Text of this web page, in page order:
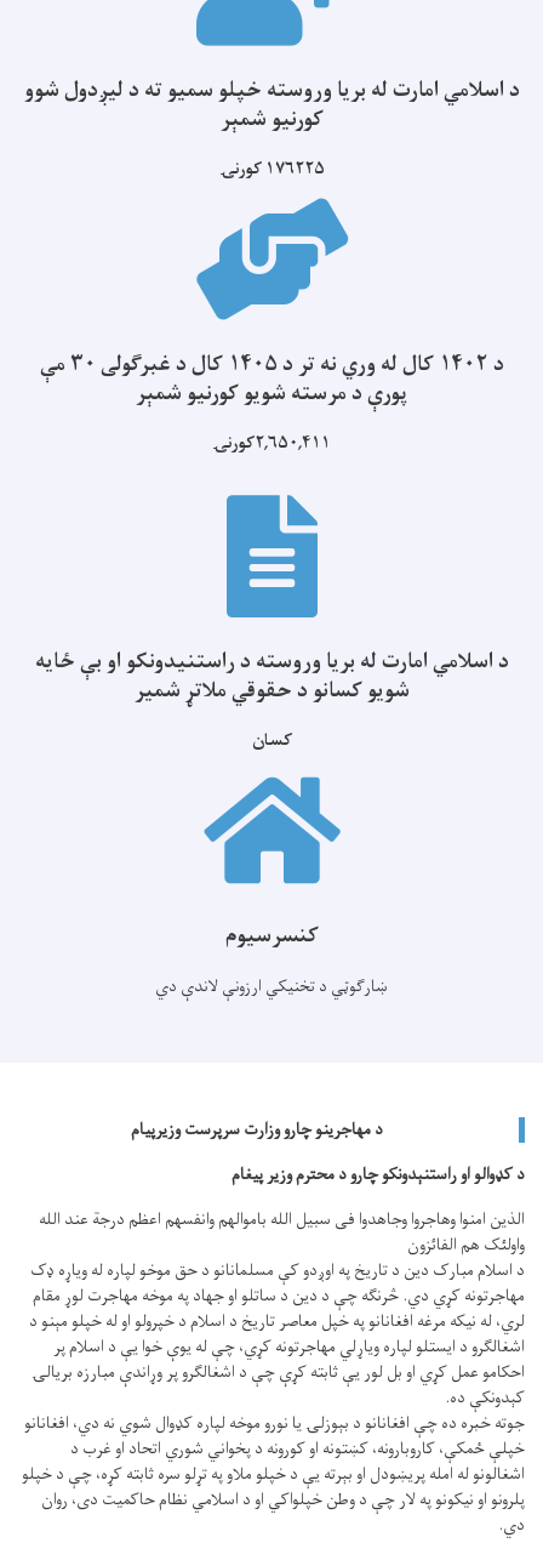
د اسلامي امارت له بریا وروسته خپلو سمیو ته د لیږدول شوو
کورنیو شمېر
۱۷۶۲۲۵کورنۍ
د ۱۴۰۲ کال له وري نه تر د ۱۴۰۵ کال د غبرګولی ۳۰ مې
پورې د مرسته شویو کورنیو شمېر
۲,۶۵۰,۴۱۱کورنۍ
د اسلامي امارت له بریا وروسته د راستنیدونکو او بې ځایه
شویو کسانو د حقوقي ملاتړ شمیر
کسان
کنسرسیوم
ښارګوټي د تخنیکي ارزونې لاندې دي
د مهاجرینو چارو وزارت سرپرست وزیرپیام
د کډوالو او راستنېدونکو چارو د محترم وزیر پیغام
الذین امنوا وهاجروا وجاهدوا فی سبیل الله باموالهم وانفسهم اعظم درجة عند الله
واولئک هم الفائزون
د اسلام مبارک دین د تاریخ په اوږدو کې مسلمانانو د حق موخو لپاره له ویاړه ډک
مهاجرتونه کړي دي. څرنګه چې د دین د ساتلو او جهاد په موخه مهاجرت لوړ مقام
لري، له نیکه مرغه افغانانو په خپل معاصر تاریخ د اسلام د خپرولو او له خپلو مېنو د
اشغالګرو د ایستلو لپاره ویاړلي مهاجرتونه کړي، چې له یوې خوا یې د اسلام پر
احکامو عمل کړي او بل لور یې ثابته کړې چې د اشغالګرو پر وړاندې مبارزه بريالۍ
کېدونکې ده.
جوته خبره ده چې افغانانو د بېوزلۍ یا نورو موخه لپاره کډوال شوي نه دي، افغانانو
خپلې ځمکې، کاروبارونه، کښتونه او کورونه د پخواني شوري اتحاد او غرب د
اشغالونو له امله پريښودل او بېرته یې د خپلو ملاو په تړلو سره ثابته کړه، چې د خپلو
پلرونو او نیکونو په لار چې د وطن خپلواکي او د اسلامي نظام حاکمیت دی، روان
دي.